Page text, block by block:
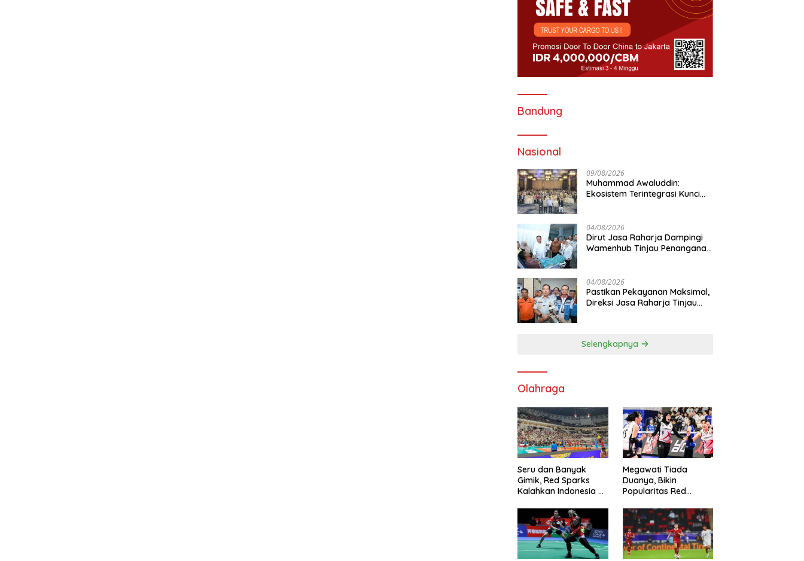
Bandung
Nasional
09/08/2026
Muhammad Awaluddin:
Ekosistem Terintegrasi Kunci
masyarakat
04/08/2026
Dirut Jasa Raharja Dampingi
Wamenhub Tinjau Penanganan
04/08/2026
Pastikan Pekayanan Maksimal,
Direksi Jasa Raharja Tinjau
Selengkapnya
Olahraga
Seru dan Banyak
Gimik, Red Sparks
Kalahkan Indonesia All
Megawati Tiada
Duanya, Bikin
Popularitas Red